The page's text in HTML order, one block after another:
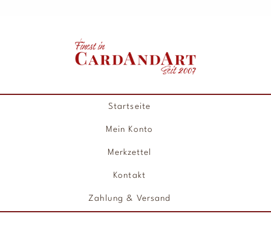
Startseite
Mein Konto
Merkzettel
Kontakt
Zahlung & Versand